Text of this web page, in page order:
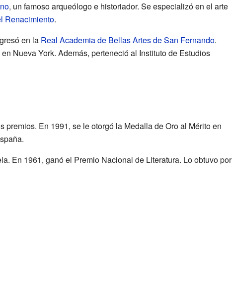
, un famoso arqueólogo e historiador. Se especializó en el arte
Renacimiento.
en la Real Academia de Bellas Artes de San Fernando.
en Nueva York. Además, perteneció al Instituto de Estudios
En 1991, se le otorgó la Medalla de Oro al Mérito en
En 1961, ganó el Premio Nacional de Literatura. Lo obtuvo por